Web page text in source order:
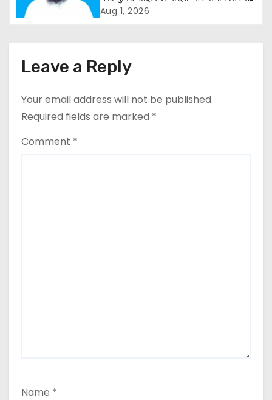
a
n
कार्यक्रम
Aug 1, 2026
Leave a Reply
Your email address will not be published.
Required fields are marked *
Comment *
Name *